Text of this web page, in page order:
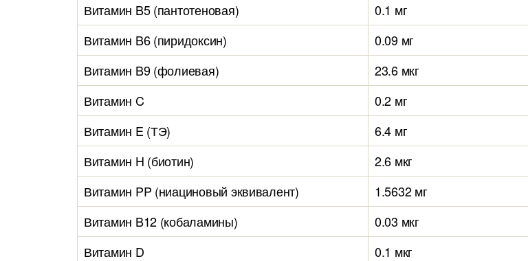
Витамин B5 (пантотеновая)
0.1 мг
Витамин B6 (пиридоксин)
0.09 мг
Витамин B9 (фолиевая)
23.6 мкг
Витамин C
0.2 мг
Витамин E (ТЭ)
6.4 мг
Витамин H (биотин)
2.6 мкг
Витамин PP (ниациновый эквивалент)
1.5632 мг
Витамин B12 (кобаламины)
0.03 мкг
Витамин D
0.1 мкг